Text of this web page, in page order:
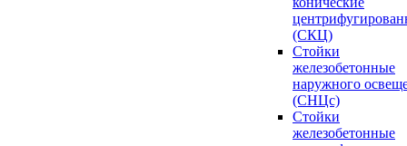
(СКЦ)
Стойки
железобетонные
наружного
(СНЦс)
Стойки
железобетонные